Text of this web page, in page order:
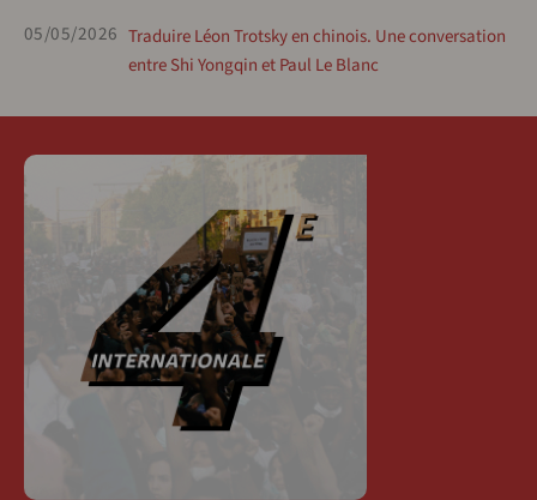
05/05/2026 Traduire Léon Trotsky en chinois. Une conversation
entre Shi Yongqin et Paul Le Blanc